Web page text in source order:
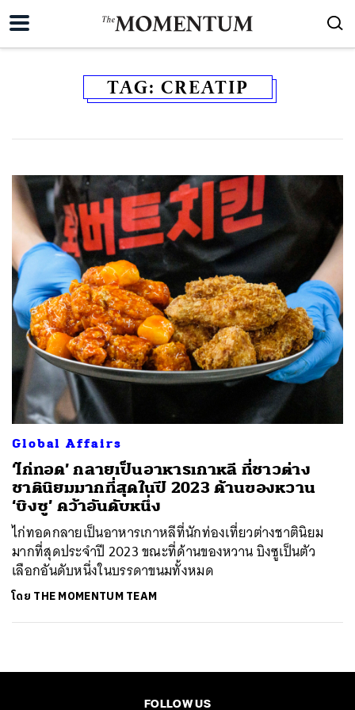
TAG: CREATIP
Global Affairs
‘ไก่ทอด’ กลายเป็นอาหารเกาหลี ที่ชาวต่าง
ชาตินิยมมากที่สุดในปี 2023 ด้านของหวาน
‘บิงซู’ คว้าอันดับหนึ่ง
ไก่ทอดกลายเป็นอาหารเกาหลีที่นักท่องเที่ยวต่างชาตินิยม
มากที่สุดประจำปี 2023 ขณะที่ด้านของหวาน บิงซูเป็นตัว
เลือกอันดับหนึ่งในบรรดาขนมทั้งหมด
โดย THE MOMENTUM TEAM
FOLLOW US
SHARE TWEET EMAIL